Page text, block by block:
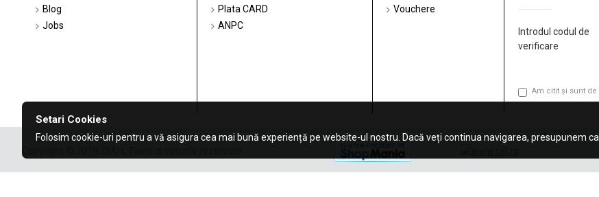
Blog
Jobs
Plata CARD
ANPC
Vouchere
Introdul codul de
verificare
Am citit şi sunt de
Setari Cookies
Folosim cookie-uri pentru a vă asigura cea mai bună experiență pe website-ul nostru. Dacă veți continua navigarea, presupunem